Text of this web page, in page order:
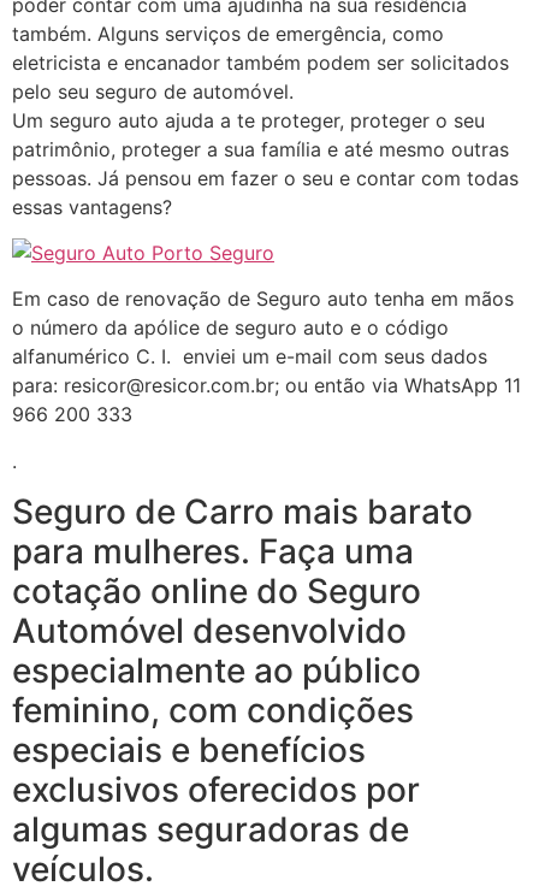
também. Alguns serviços de emergência, como
eletricista e encanador também podem ser solicitados
pelo seu seguro de automóvel.
Um seguro auto ajuda a te proteger, proteger o seu
patrimônio, proteger a sua família e até mesmo outras
pessoas. Já pensou em fazer o seu e contar com todas
essas vantagens?
Em caso de renovação de Seguro auto tenha em mãos
o número da apólice de seguro auto e o código
alfanumérico C. I. enviei um e-mail com seus dados
para: resicor@resicor.com.br; ou então via WhatsApp 11
966 200 333
.
Seguro de Carro mais barato
para mulheres. Faça uma
cotação online do Seguro
Automóvel desenvolvido
especialmente ao público
feminino, com condições
especiais e benefícios
exclusivos oferecidos por
algumas seguradoras de
veículos.